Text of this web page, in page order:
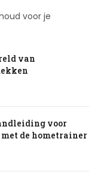
voor je
van
voor
de hometrainer